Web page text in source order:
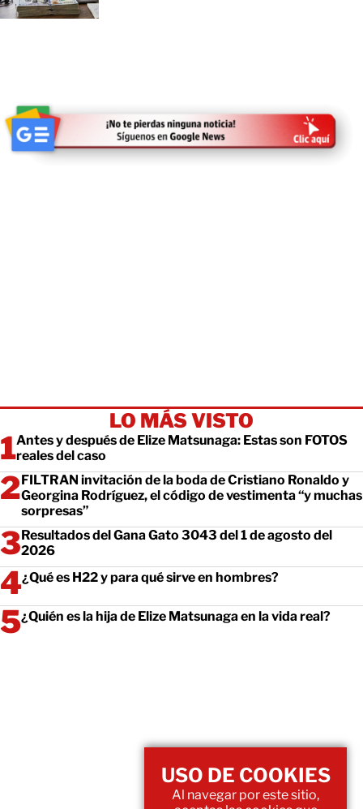
LO MÁS VISTO
Antes y después de Elize Matsunaga: Estas son FOTOS
reales del caso
FILTRAN invitación de la boda de Cristiano Ronaldo y
Georgina Rodríguez, el código de vestimenta “y muchas
sorpresas”
Resultados del Gana Gato 3043 del 1 de agosto del
2026
¿Qué es H22 y para qué sirve en hombres?
¿Quién es la hija de Elize Matsunaga en la vida real?
USO DE COOKIES
Al navegar por este sitio,